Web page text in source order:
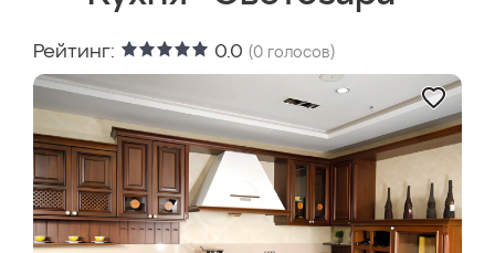
Рейтинг: 0.0 (0 голосов)